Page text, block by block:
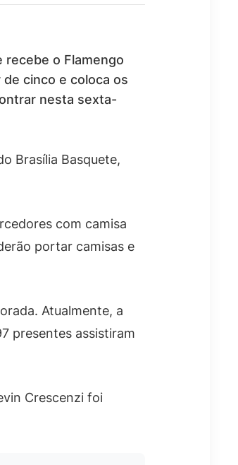
recebe o Flamengo
cinco e coloca os
nesta sexta-
Brasília Basquete,
com camisa
portar camisas e
Atualmente, a
presentes assistiram
Crescenzi foi